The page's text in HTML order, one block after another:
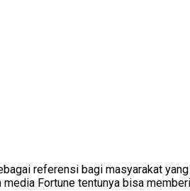
referensi bagi masyarakat
Fortune tentunya bisa